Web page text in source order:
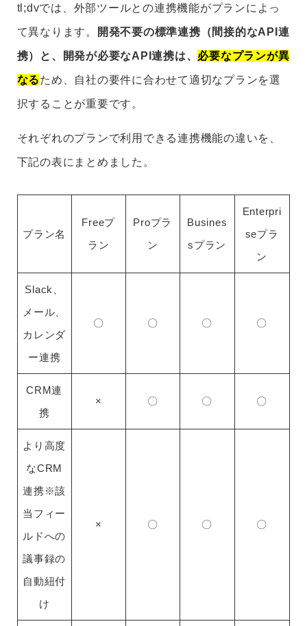
tl;dvでは、外部ツールとの連携機能がプランによっ
て異なります。 開発不要の標準連携（間接的なAPI連
携）と、開発が必要なAPI連携は、 必要なプランが異
なるため、自社の要件に合わせて適切なプランを選
択することが重要です。
それぞれのプランで利用できる連携機能の違いを、
下記の表にまとめました。
プラン名
Freeプ
ラン
Proプラ
ン
Busines
sプラン
Enterpri
seプラ
ン
Slack、
メール、
カレンダ
ー連携
〇 〇 〇 〇
CRM連
携
× 〇 〇 〇
より高度
なCRM
連携※該
当フィー
ルドへの
議事録の
自動紐付
け
× 〇 〇 〇